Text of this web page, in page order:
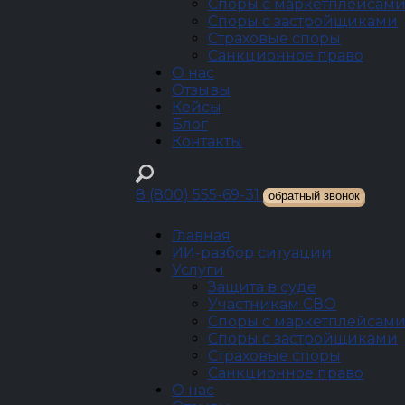
Споры с маркетплейсами
Споры с застройщиками
Страховые споры
Санкционное право
О нас
Отзывы
Кейсы
Блог
Контакты
8 (800) 555-69-31 обратный звонок
Главная
ИИ-разбор ситуации
Услуги
Защита в суде
Участникам СВО
Споры с маркетплейсами
Споры с застройщиками
Страховые споры
Санкционное право
О нас